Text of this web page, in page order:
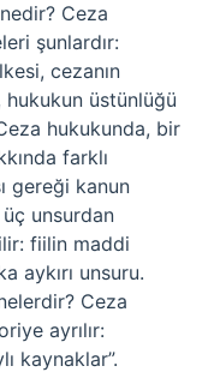
Ceza
şunlardır:
cezanın
üstünlüğü
hukukunda, bir
farklı
gereği kanun
unsurdan
fiilin maddi
aykırı unsuru.
Ceza
ayrılır:
kaynaklar”.